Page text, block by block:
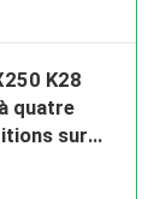
K28
quatre
sur